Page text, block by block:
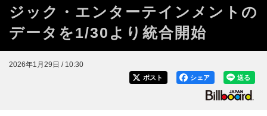
ジック・エンターテインメントの
データを1/30より統合開始
2026年1月29日 / 10:30
送る
シェア
ポスト